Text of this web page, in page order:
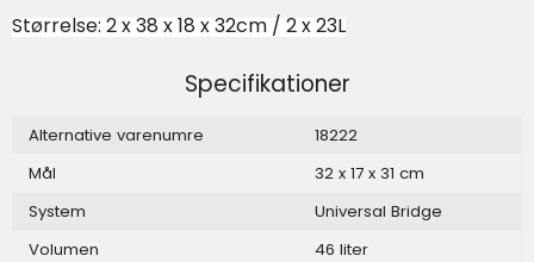
Størrelse: 2 x 38 x 18 x 32cm / 2 x 23L
Specifikationer
Alternative varenumre
18222
Mål
32 x 17 x 31 cm
System
Universal Bridge
Volumen
46 liter